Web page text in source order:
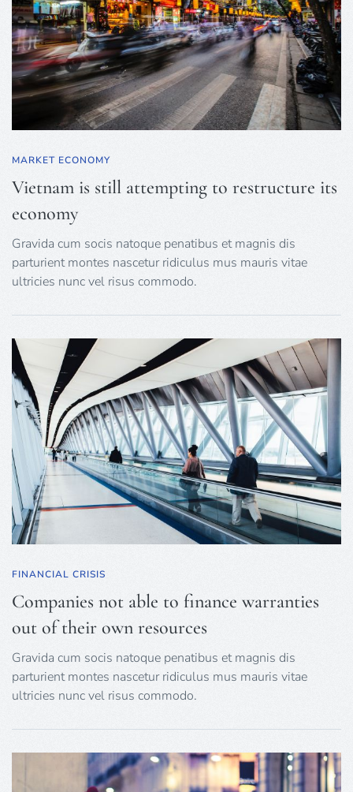
MARKET ECONOMY
Vietnam is still attempting to restructure its
economy
Gravida cum socis natoque penatibus et magnis dis
parturient montes nascetur ridiculus mus mauris vitae
ultricies nunc vel risus commodo.
FINANCIAL CRISIS
Companies not able to finance warranties
out of their own resources
Gravida cum socis natoque penatibus et magnis dis
parturient montes nascetur ridiculus mus mauris vitae
ultricies nunc vel risus commodo.